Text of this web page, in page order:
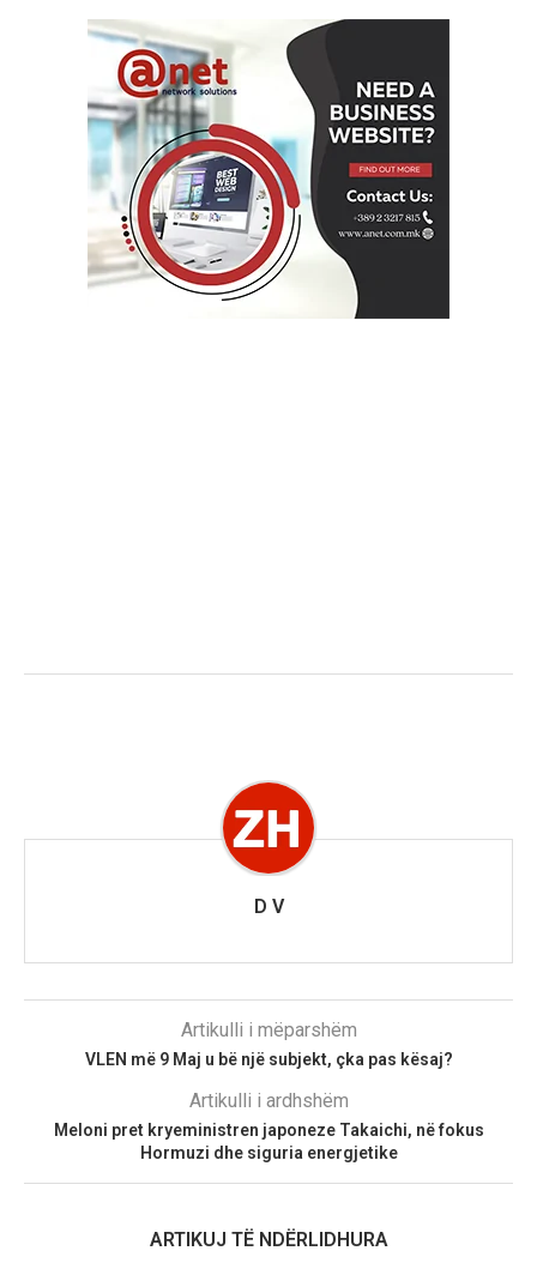
D V
Artikulli i mëparshëm
VLEN më 9 Maj u bë një subjekt, çka pas kësaj?
Artikulli i ardhshëm
Meloni pret kryeministren japoneze Takaichi, në fokus
Hormuzi dhe siguria energjetike
ARTIKUJ TË NDËRLIDHURA